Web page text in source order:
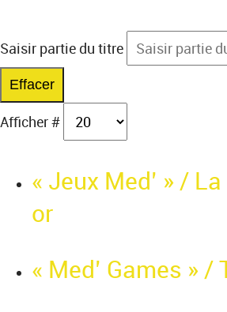
Saisir partie du titre
Effacer
Afficher #
« Jeux Med’ » /
or
« Med’ Games »